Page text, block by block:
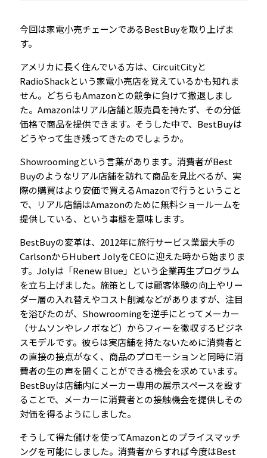
今回は家電小売チェーンであるBestBuyを取り上げま
す。
アメリカに長く住んでいる方は、CircuitCityと
RadioShackという家電小売店を覚えているかも知れま
せん。どちらもAmazonとの競争に負けて撤退しまし
た。Amazonはリアル店舗と販売員を持たず、その分低
価格で商品を提供できます。そうした中で、BestBuyは
どうやって生き残ってきたのでしょうか。
Showroomingという言葉があります。消費者がBest
Buyのようなリアル店舗を訪れて商品を見比べるが、実
際の購買はより安価で買えるAmazonで行うということ
で、リアル店舗はAmazonのために無料ショールームを
提供している、という事態を意味します。
BestBuyの変革は、2012年に旅行サービス業最大手の
CarlsonからHubert JolyをCEOに迎えた時から始まりま
す。Jolyは「Renew Blue」という企業再生プログラム
を立ち上げました。施策としては顧客体験の向上やリー
ダー層の入れ替えやコスト削減などがありますが、注目
を浴びたのが、Showroomingを逆手にとってメーカー
（サムソンやレノボなど）からフィーを徴収するビジネ
スモデルです。彼らは実店舗を持たないために消費者と
の直接の接点がなく、商品のプロモーションと同時に消
費者の生の声を聞くことができる機会を求めています。
BestBuyは店舗内にメーカー専用の展示スペースを設す
ることで、メーカーに消費者との接触機会を提供しその
対価を得るようにしました。
そうして得た儲けを使ってAmazonとのプライスマッチ
ングを可能にしました。消費者からすれば今度はBest